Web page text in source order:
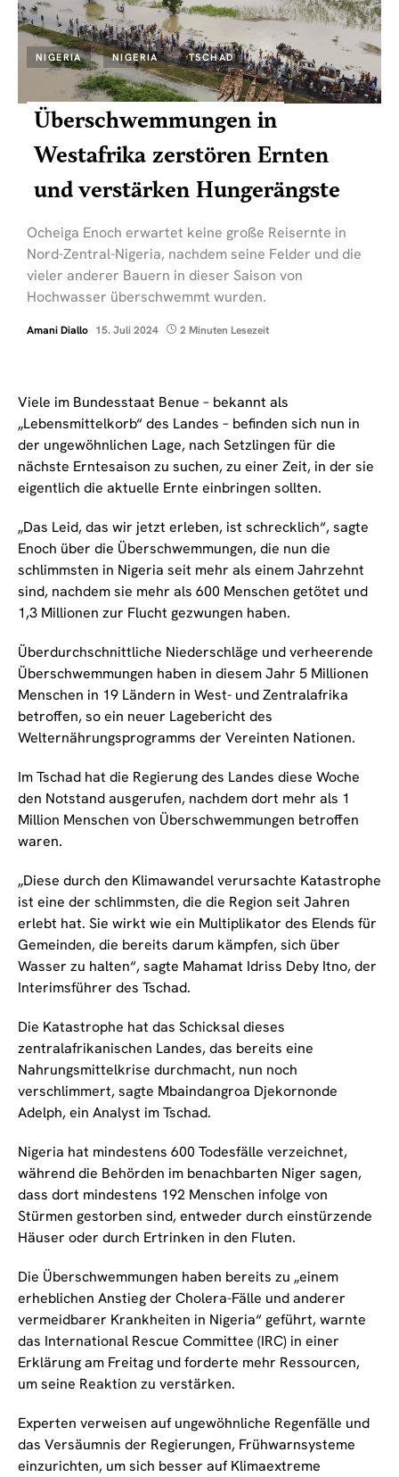
NIGERIA NIGERIA TSCHAD
Überschwemmungen in
Westafrika zerstören Ernten
und verstärken Hungerängste
Ocheiga Enoch erwartet keine große Reisernte in
Nord-Zentral-Nigeria, nachdem seine Felder und die
vieler anderer Bauern in dieser Saison von
Hochwasser überschwemmt wurden.
Amani Diallo 15. Juli 2024 2 Minuten Lesezeit
Viele im Bundesstaat Benue – bekannt als
„Lebensmittelkorb“ des Landes – befinden sich nun in
der ungewöhnlichen Lage, nach Setzlingen für die
nächste Erntesaison zu suchen, zu einer Zeit, in der sie
eigentlich die aktuelle Ernte einbringen sollten.
„Das Leid, das wir jetzt erleben, ist schrecklich“, sagte
Enoch über die Überschwemmungen, die nun die
schlimmsten in Nigeria seit mehr als einem Jahrzehnt
sind, nachdem sie mehr als 600 Menschen getötet und
1,3 Millionen zur Flucht gezwungen haben.
Überdurchschnittliche Niederschläge und verheerende
Überschwemmungen haben in diesem Jahr 5 Millionen
Menschen in 19 Ländern in West- und Zentralafrika
betroffen, so ein neuer Lagebericht des
Welternährungsprogramms der Vereinten Nationen.
Im Tschad hat die Regierung des Landes diese Woche
den Notstand ausgerufen, nachdem dort mehr als 1
Million Menschen von Überschwemmungen betroffen
waren.
„Diese durch den Klimawandel verursachte Katastrophe
ist eine der schlimmsten, die die Region seit Jahren
erlebt hat. Sie wirkt wie ein Multiplikator des Elends für
Gemeinden, die bereits darum kämpfen, sich über
Wasser zu halten“, sagte Mahamat Idriss Deby Itno, der
Interimsführer des Tschad.
Die Katastrophe hat das Schicksal dieses
zentralafrikanischen Landes, das bereits eine
Nahrungsmittelkrise durchmacht, nun noch
verschlimmert, sagte Mbaindangroa Djekornonde
Adelph, ein Analyst im Tschad.
Nigeria hat mindestens 600 Todesfälle verzeichnet,
während die Behörden im benachbarten Niger sagen,
dass dort mindestens 192 Menschen infolge von
Stürmen gestorben sind, entweder durch einstürzende
Häuser oder durch Ertrinken in den Fluten.
Die Überschwemmungen haben bereits zu „einem
erheblichen Anstieg der Cholera-Fälle und anderer
vermeidbarer Krankheiten in Nigeria“ geführt, warnte
das International Rescue Committee (IRC) in einer
Erklärung am Freitag und forderte mehr Ressourcen,
um seine Reaktion zu verstärken.
Experten verweisen auf ungewöhnliche Regenfälle und
das Versäumnis der Regierungen, Frühwarnsysteme
einzurichten, um sich besser auf Klimaextreme